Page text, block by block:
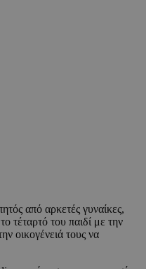
από αρκετές γυναίκες,
τέταρτό του παιδί με την
οικογένειά τους να